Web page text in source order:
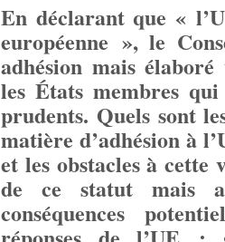
En déclarant que «
européenne », le
adhésion mais
les États membres
prudents. Quels sont
matière d’adhésion à
et les obstacles à cette
de ce statut mais
conséquences